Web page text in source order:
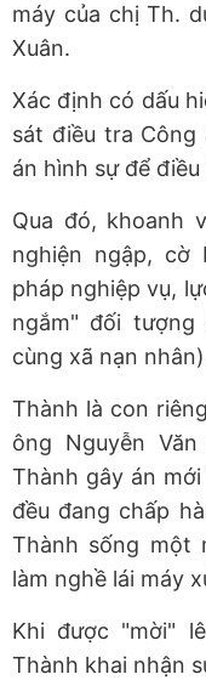
máy của chị Th.
Xuân.
Xác định có dấu
sát điều tra Công
án hình sự để điều
Qua đó, khoanh
nghiện ngập, cờ
pháp nghiệp vụ,
ngắm" đối tượng
cùng xã nạn
Thành là con
ông Nguyễn
Thành gây án
đều đang chấp
Thành sống một
làm nghề lái máy
Khi được "mời"
Thành khai nhận